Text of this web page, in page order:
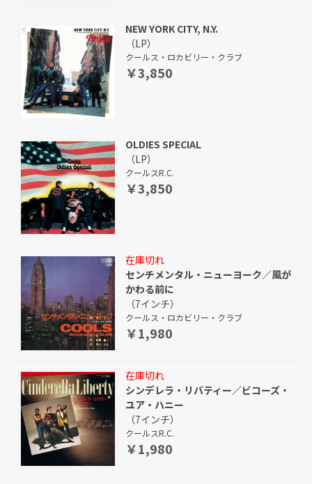
NEW YORK CITY, N.Y.
（LP）
クールス・ロカビリー・クラブ
￥3,850
OLDIES SPECIAL
（LP）
クールスR.C.
￥3,850
在庫切れ
センチメンタル・ニューヨーク／風が
かわる前に
（7インチ）
クールス・ロカビリー・クラブ
￥1,980
在庫切れ
シンデレラ・リバティー／ビコーズ・
ユア・ハニー
（7インチ）
クールスR.C.
￥1,980